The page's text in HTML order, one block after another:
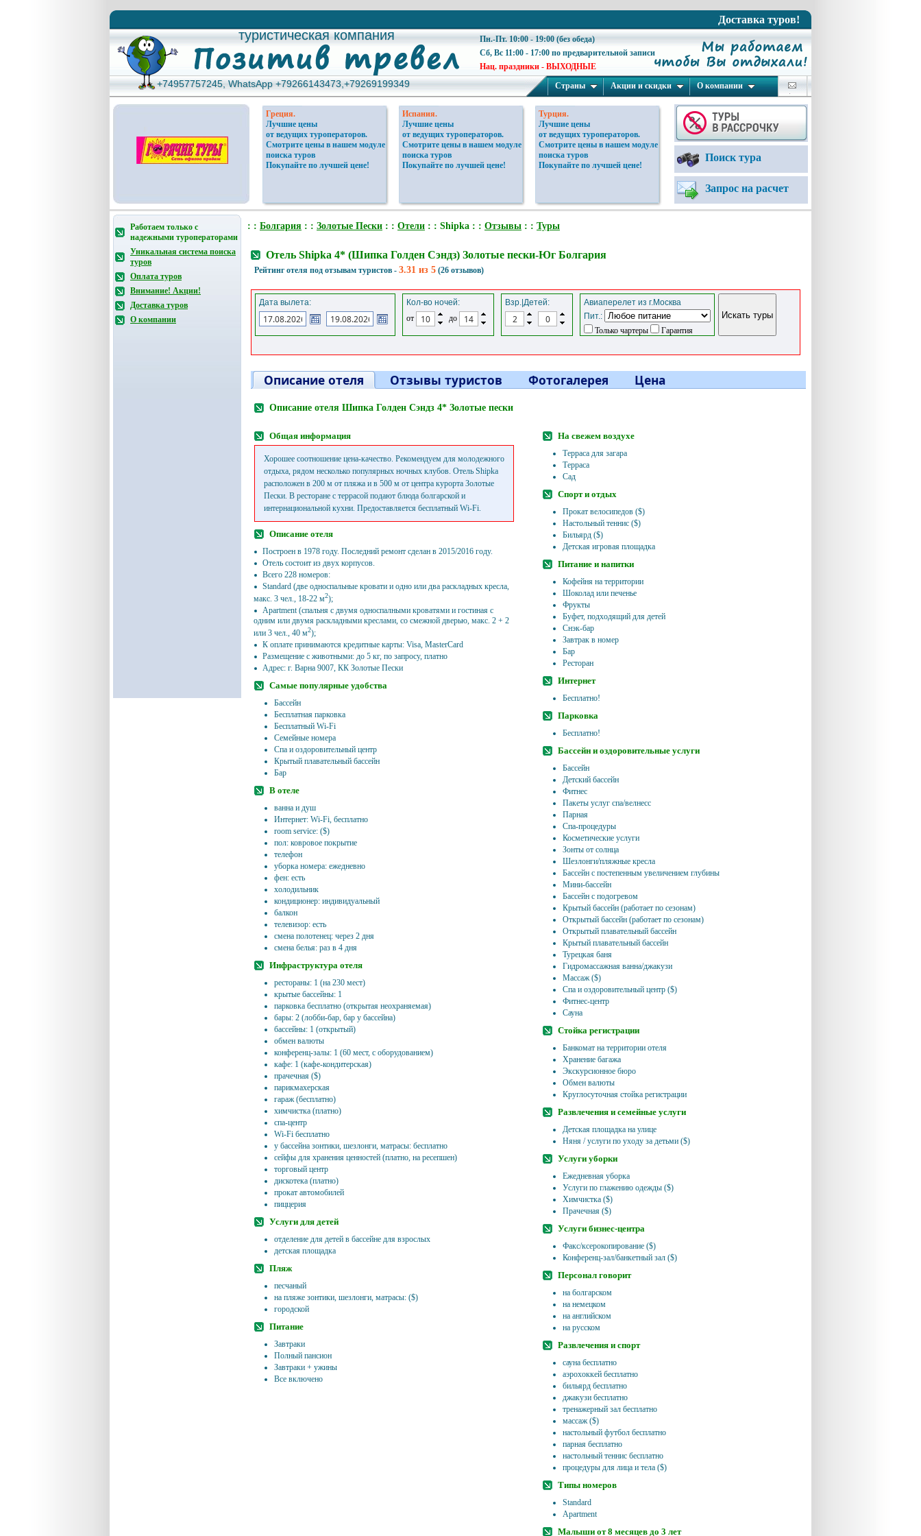
Доставка туров!
туристическая компания
туристическая компания
Пн.-Пт. 10:00 - 19:00 (без обеда)
Сб, Вс 11:00 - 17:00 по предварительной записи
Нац. праздники - ВЫХОДНЫЕ
+74957757245, WhatsApp +79266143473,+79269199349
+74957757245, WhatsApp +79266143473,+79269199349 Страны Акции и скидки О компании
Греция.
Лучшие цены
от ведущих туроператоров.
Смотрите цены в нашем модуле
поиска туров
Покупайте по лучшей цене!
Испания.
Лучшие цены
от ведущих туроператоров.
Смотрите цены в нашем модуле
поиска туров
Покупайте по лучшей цене!
Турция.
Лучшие цены
от ведущих туроператоров.
Смотрите цены в нашем модуле
поиска туров
Покупайте по лучшей цене!
Поиск тура
Запрос на расчет
Работаем только с
надежными туроператорами
Уникальная система поиска
туров
Оплата туров
Внимание! Акции!
Доставка туров
О компании
: : Болгария : : Золотые Пески : : Отели : : Shipka : : Отзывы : : Туры
Отель Shipka 4* (Шипка Голден Сэндз) Золотые пески-Юг Болгария
Рейтинг отеля под отзывам туристов - 3.31 из 5 (26 отзывов)
Дата вылета:
Кол-во ночей:
от
до
Взр.|Детей:
Авиаперелет из г.Москва
Пит.:
Только чартеры
Гарантия
Описание отеля Отзывы туристов Фотогалерея Цена
Описание отеля Шипка Голден Сэндз 4* Золотые пески
Общая информация
Хорошее соотношение цена-качество. Рекомендуем для молодежного
отдыха, рядом несколько популярных ночных клубов. Отель Shipka
расположен в 200 м от пляжа и в 500 м от центра курорта Золотые
Пески. В ресторане с террасой подают блюда болгарской и
интернациональной кухни. Предоставляется бесплатный Wi-Fi.
Описание отеля
Построен в 1978 году. Последний ремонт сделан в 2015/2016 году.
Отель состоит из двух корпусов.
Всего 228 номеров:
Standard (две односпальные кровати и одно или два раскладных кресла,
макс. 3 чел., 18-22 м2);
Apartment (спальня с двумя односпалными кроватями и гостиная с
одним или двумя раскладными креслами, со смежной дверью, макс. 2 + 2
или 3 чел., 40 м2);
К оплате принимаются кредитные карты: Visa, MasterCard
Размещение с животными: до 5 кг, по запросу, платно
Адрес: г. Варна 9007, КК Золотые Пески
Самые популярные удобства
Бассейн
Бесплатная парковка
Бесплатный Wi-Fi
Семейные номера
Спа и оздоровительный центр
Крытый плавательный бассейн
Бар
В отеле
ванна и душ
Интернет: Wi-Fi, бесплатно
room service: ($)
пол: ковровое покрытие
телефон
уборка номера: ежедневно
фен: есть
холодильник
кондиционер: индивидуальный
балкон
телевизор: есть
смена полотенец: через 2 дня
смена белья: раз в 4 дня
Инфраструктура отеля
рестораны: 1 (на 230 мест)
крытые бассейны: 1
парковка бесплатно (открытая неохраняемая)
бары: 2 (лобби-бар, бар у бассейна)
бассейны: 1 (открытый)
обмен валюты
конференц-залы: 1 (60 мест, с оборудованием)
кафе: 1 (кафе-кондитерская)
прачечная ($)
парикмахерская
гараж (бесплатно)
химчистка (платно)
спа-центр
Wi-Fi бесплатно
у бассейна зонтики, шезлонги, матрасы: бесплатно
сейфы для хранения ценностей (платно, на ресепшен)
торговый центр
дискотека (платно)
прокат автомобилей
пиццерия
Услуги для детей
отделение для детей в бассейне для взрослых
детская площадка
Пляж
песчаный
на пляже зонтики, шезлонги, матрасы: ($)
городской
Питание
Завтраки
Полный пансион
Завтраки + ужины
Все включено
На свежем воздухе
Терраса для загара
Терраса
Сад
Спорт и отдых
Прокат велосипедов ($)
Настольный теннис ($)
Бильярд ($)
Детская игровая площадка
Питание и напитки
Кофейня на территории
Шоколад или печенье
Фрукты
Буфет, подходящий для детей
Снэк-бар
Завтрак в номер
Бар
Ресторан
Интернет
Бесплатно!
Парковка
Бесплатно!
Бассейн и оздоровительные услуги
Бассейн
Детский бассейн
Фитнес
Пакеты услуг спа/велнесс
Парная
Спа-процедуры
Косметические услуги
Зонты от солнца
Шезлонги/пляжные кресла
Бассейн с постепенным увеличением глубины
Мини-бассейн
Бассейн с подогревом
Крытый бассейн (работает по сезонам)
Открытый бассейн (работает по сезонам)
Открытый плавательный бассейн
Крытый плавательный бассейн
Турецкая баня
Гидромассажная ванна/джакузи
Массаж ($)
Спа и оздоровительный центр ($)
Фитнес-центр
Сауна
Стойка регистрации
Банкомат на территории отеля
Хранение багажа
Экскурсионное бюро
Обмен валюты
Круглосуточная стойка регистрации
Развлечения и семейные услуги
Детская площадка на улице
Няня / услуги по уходу за детьми ($)
Услуги уборки
Ежедневная уборка
Услуги по глажению одежды ($)
Химчистка ($)
Прачечная ($)
Услуги бизнес-центра
Факс/ксерокопирование ($)
Конференц-зал/банкетный зал ($)
Персонал говорит
на болгарском
на немецком
на английском
на русском
Развлечения и спорт
сауна бесплатно
аэрохоккей бесплатно
бильярд бесплатно
джакузи бесплатно
тренажерный зал бесплатно
массаж ($)
настольный футбол бесплатно
парная бесплатно
настольный теннис бесплатно
процедуры для лица и тела ($)
Типы номеров
Standard
Apartment
Малыши от 8 месяцев до 3 лет